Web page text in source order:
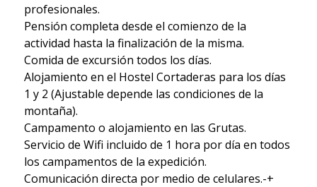
profesionales.
Pensión completa desde el comienzo de la
actividad hasta la finalización de la misma.
Comida de excursión todos los días.
Alojamiento en el Hostel Cortaderas para los días
1 y 2 (Ajustable depende las condiciones de la
montaña).
Campamento o alojamiento en las Grutas.
Servicio de Wifi incluido de 1 hora por día en todos
los campamentos de la expedición.
Comunicación directa por medio de celulares.-+